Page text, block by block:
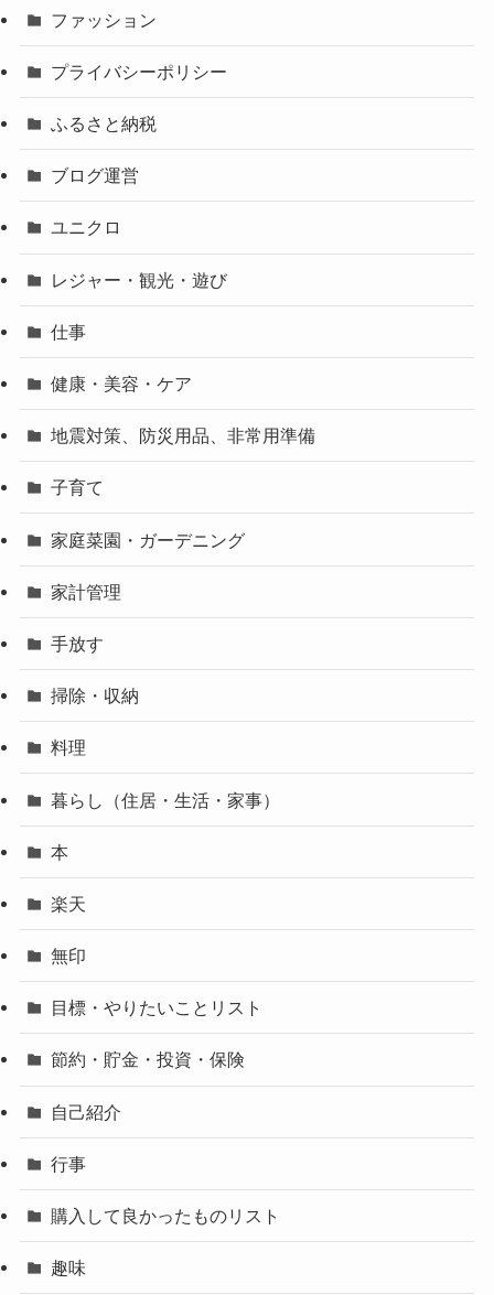
ファッション
プライバシーポリシー
ふるさと納税
ブログ運営
ユニクロ
レジャー・観光・遊び
仕事
健康・美容・ケア
地震対策、防災用品、非常用準備
子育て
家庭菜園・ガーデニング
家計管理
手放す
掃除・収納
料理
暮らし（住居・生活・家事）
本
楽天
無印
目標・やりたいことリスト
節約・貯金・投資・保険
自己紹介
行事
購入して良かったものリスト
趣味